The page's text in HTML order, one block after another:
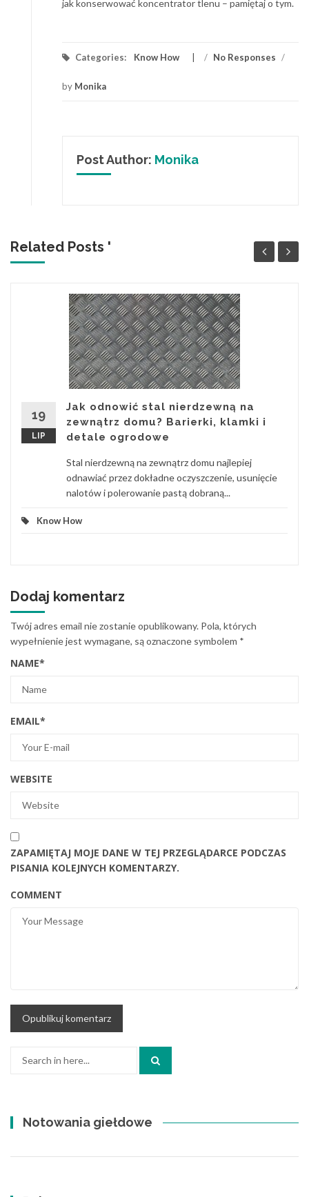
jak konserwować koncentrator tlenu – pamiętaj o tym.
Categories: Know How / No Responses /
by Monika
Post Author: Monika
Related Posts '
19
LIP
Jak odnowić stal nierdzewną na
zewnątrz domu? Barierki, klamki i
detale ogrodowe
Stal nierdzewną na zewnątrz domu najlepiej
odnawiać przez dokładne oczyszczenie, usunięcie
nalotów i polerowanie pastą dobraną...
Know How
Dodaj komentarz
Twój adres email nie zostanie opublikowany. Pola, których
wypełnienie jest wymagane, są oznaczone symbolem *
NAME*
EMAIL*
WEBSITE
ZAPAMIĘTAJ MOJE DANE W TEJ PRZEGLĄDARCE PODCZAS
PISANIA KOLEJNYCH KOMENTARZY.
COMMENT
Notowania giełdowe